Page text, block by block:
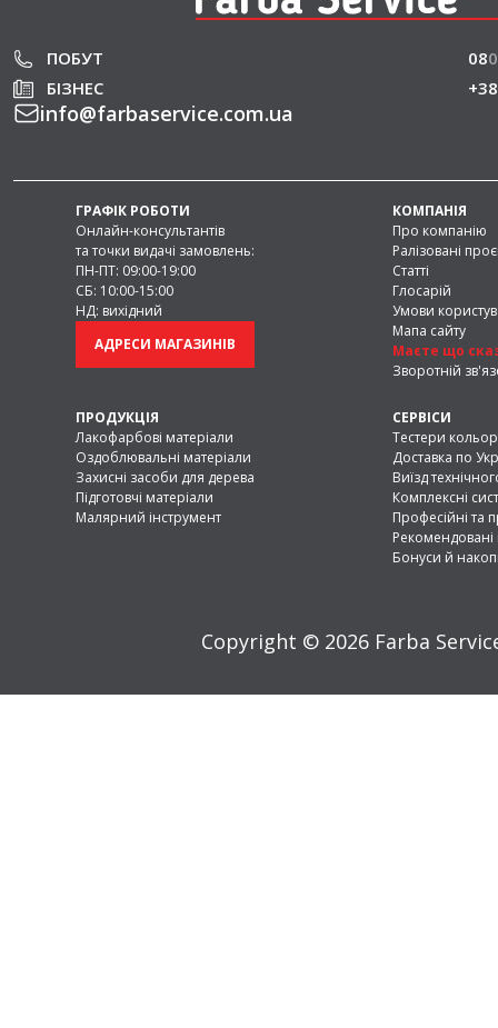
ПОБУТ 080
БІЗНЕС
info@farbaservice.com.ua
КОМПАНІЯ
Про компанію
Ралізовані
Статті
Глосарій
Умови
Мапа сайту
Маєте що
Зворотній
ПРОДУКЦІЯ
Лакофарбові матеріали
Оздоблювальні матеріали
Захисні засоби для дерева
Підготовчі матеріали
Малярний інструмент
СЕРВІСИ
Тестери
Доставка по
Виїзд
Комплексні
Професійні та
Бонуси й
ГРАФІК РОБОТИ
Онлайн-консультантів
та точки видачі замовлень:
ПН-ПТ: 09:00-19:00
СБ: 10:00-15:00
НД: вихідний
АДРЕСИ МАГАЗИНІВ
Copyright © 2026 Farba